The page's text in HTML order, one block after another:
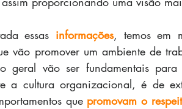
essas informações
vão promover um ambiente de
geral vão ser fundamentais para
a cultura organizacional, é de
que promovam o